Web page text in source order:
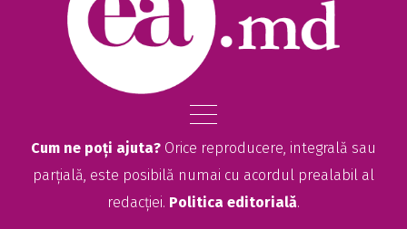
Cum ne poți ajuta? Orice reproducere, integrală sau
parțială, este posibilă numai cu acordul prealabil al
redacției. Politica editorială.